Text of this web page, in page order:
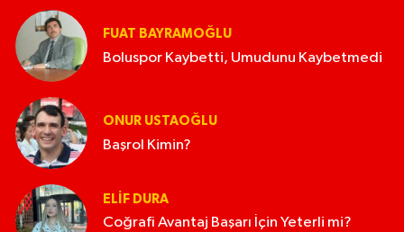
FUAT BAYRAMOĞLU
Boluspor Kaybetti, Umudunu Kaybetmedi
ONUR USTAOĞLU
Başrol Kimin?
ELIF DURA
Coğrafi Avantaj Başarı İçin Yeterli mi?